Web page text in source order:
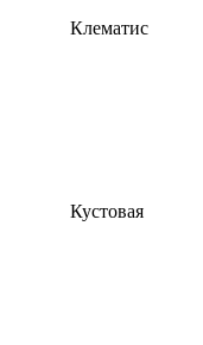
Клематис
Кустовая